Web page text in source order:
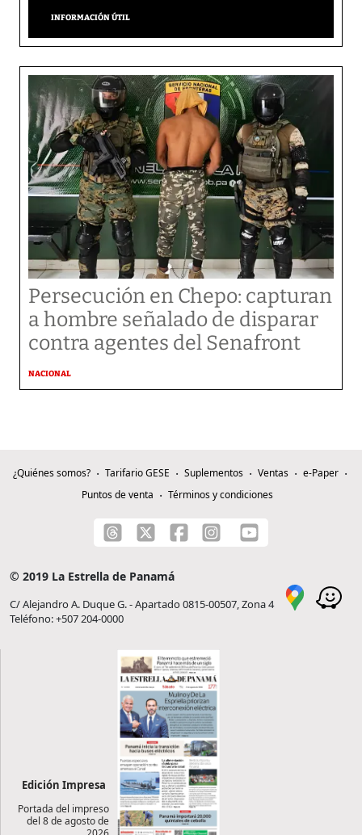
INFORMACIÓN ÚTIL
Persecución en Chepo: capturan
a hombre señalado de disparar
contra agentes del Senafront
NACIONAL
¿Quiénes somos? Tarifario GESE Suplementos Ventas
e-Paper
Puntos de venta
Términos y condiciones
© 2019 La Estrella de Panamá
C/ Alejandro A. Duque G. - Apartado 0815-00507, Zona 4
Teléfono: +507 204-0000
Edición Impresa
Portada del impreso
del 8 de agosto de